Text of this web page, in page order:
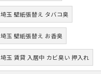
埼玉 壁紙張替え タバコ臭
埼玉 壁紙張替え お香臭
埼玉 賃貸 入居中 カビ臭い 押入れ